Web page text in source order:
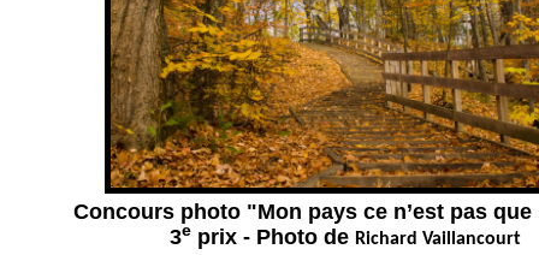
Concours photo "Mon pays ce n’est pas
3e prix - Photo de Richard Vaillancourt